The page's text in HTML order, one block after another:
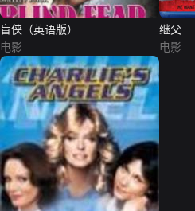
盲侠（英语版）
电影
继父
电影